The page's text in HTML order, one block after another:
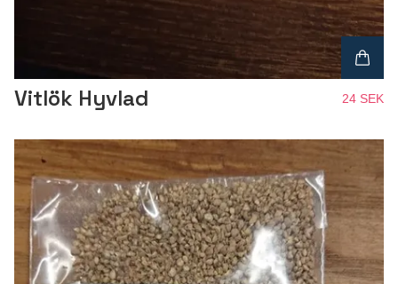
Vitlök Hyvlad 24 SEK